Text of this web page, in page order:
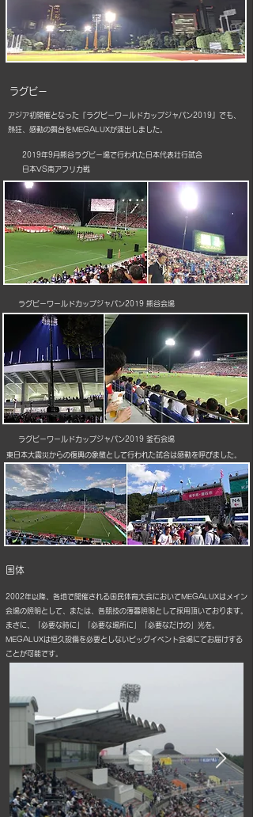
ラグビー
アジア初開催となった『ラグビーワールドカップジャパン2019』でも、
熱狂、感動の舞台をMEGALUXが演出しました。
2019年9月熊谷ラグビー場で行われた日本代表壮行試合
日本VS南アフリカ戦
ラグビーワールドカップジャパン2019 熊谷会場
ラグビーワールドカップジャパン2019 釜石会場
東日本大震災からの復興の象徴として行われた試合は感動を呼びました。
国体
2002年以降、各地で開催される国民体育大会においてMEGALUXはメイン
会場の照明として、または、各競技の薄暮照明として採用頂いております。
まさに、「必要な時に」「必要な場所に」「必要なだけの」光を。
MEGALUXは恒久設備を必要としないビッグイベント会場にてお届けする
ことが可能です。